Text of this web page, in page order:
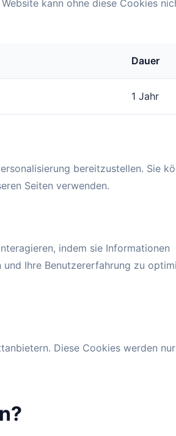
kann ohne diese Cookies
Dauer
1 Jahr
bereitzustellen. Sie
Seiten verwenden.
indem sie Informationen
Ihre Benutzererfahrung zu
Diese Cookies werden